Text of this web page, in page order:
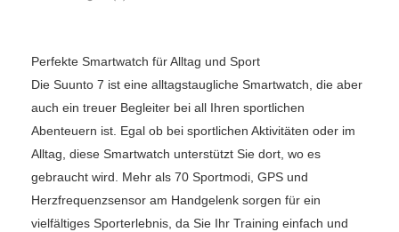
Perfekte Smartwatch für Alltag und Sport
Die Suunto 7 ist eine alltagstaugliche Smartwatch, die aber
auch ein treuer Begleiter bei all Ihren sportlichen
Abenteuern ist. Egal ob bei sportlichen Aktivitäten oder im
Alltag, diese Smartwatch unterstützt Sie dort, wo es
gebraucht wird. Mehr als 70 Sportmodi, GPS und
Herzfrequenzsensor am Handgelenk sorgen für ein
vielfältiges Sporterlebnis, da Sie Ihr Training einfach und